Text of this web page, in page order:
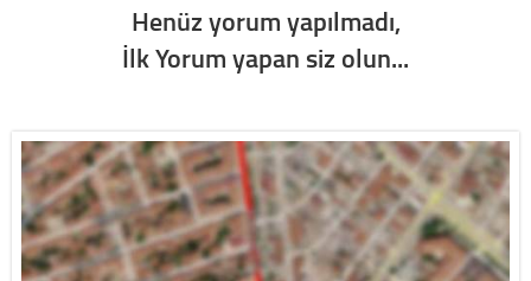
Henüz yorum yapılmadı,
İlk Yorum yapan siz olun...